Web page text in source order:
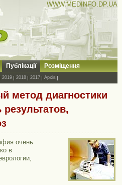
WWW.MEDINFO.DP.UA
Публікації Розміщення
2019 2018 2017 Архів
метод диагностики
очень
в